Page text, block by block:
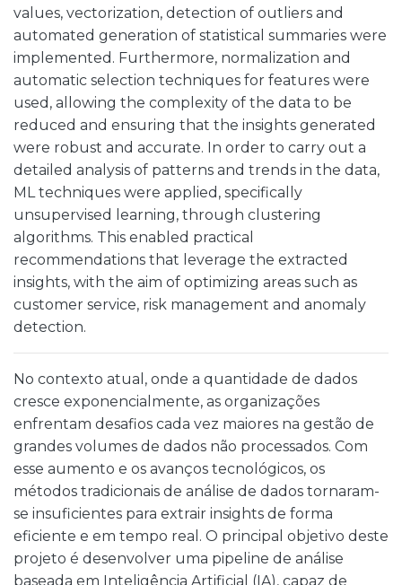
values, vectorization, detection of outliers and
automated generation of statistical summaries were
implemented. Furthermore, normalization and
automatic selection techniques for features were
used, allowing the complexity of the data to be
reduced and ensuring that the insights generated
were robust and accurate. In order to carry out a
detailed analysis of patterns and trends in the data,
ML techniques were applied, specifically
unsupervised learning, through clustering
algorithms. This enabled practical
recommendations that leverage the extracted
insights, with the aim of optimizing areas such as
customer service, risk management and anomaly
detection.
No contexto atual, onde a quantidade de dados
cresce exponencialmente, as organizações
enfrentam desafios cada vez maiores na gestão de
grandes volumes de dados não processados. Com
esse aumento e os avanços tecnológicos, os
métodos tradicionais de análise de dados tornaram-
se insuficientes para extrair insights de forma
eficiente e em tempo real. O principal objetivo deste
projeto é desenvolver uma pipeline de análise
baseada em Inteligência Artificial (IA), capaz de